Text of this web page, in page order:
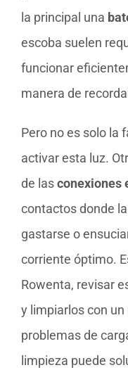
la principal una
escoba suelen
funcionar
manera de
Pero no es solo la
activar esta luz.
de lasconexiones
contactos donde
gastarse o
corriente óptimo.
Rowenta, revisar
y limpiarlos con
problemas de
limpieza puede